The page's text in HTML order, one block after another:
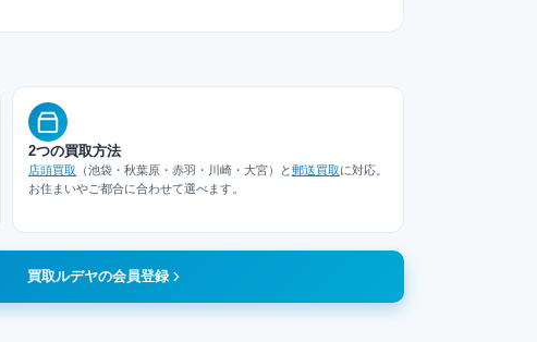
2つの買取方法
店頭買取 （池袋・秋葉原・赤羽・川崎・大宮）と郵送買取に対応。
お住まいやご都合に合わせて選べます。
買取ルデヤの会員登録